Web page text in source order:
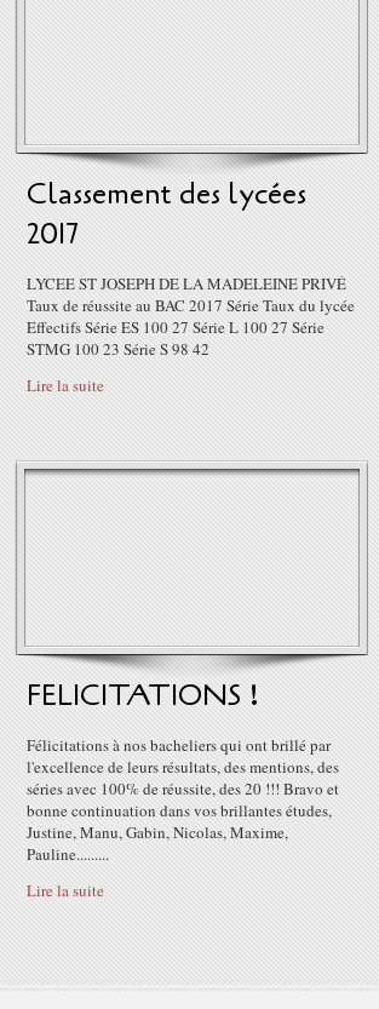
Classement des lycées
2017
LYCEE ST JOSEPH DE LA MADELEINE PRIVÉ
Taux de réussite au BAC 2017 Série Taux du lycée
Effectifs Série ES 100 27 Série L 100 27 Série
STMG 100 23 Série S 98 42
Lire la suite
FELICITATIONS !
Félicitations à nos bacheliers qui ont brillé par
l'excellence de leurs résultats, des mentions, des
séries avec 100% de réussite, des 20 !!! Bravo et
bonne continuation dans vos brillantes études,
Justine, Manu, Gabin, Nicolas, Maxime,
Pauline.........
Lire la suite